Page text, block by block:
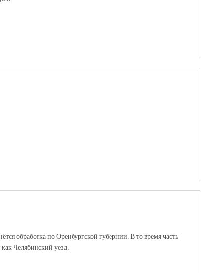
обработка по Оренбургской губернии. В то время часть
Челябинский уезд.